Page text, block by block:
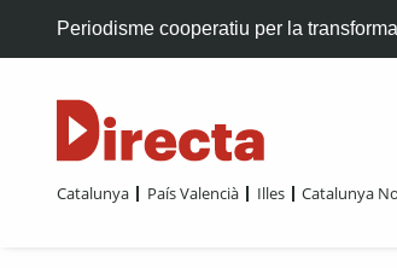
Periodisme cooperatiu per la
Catalunya País Valencià Illes Catalunya